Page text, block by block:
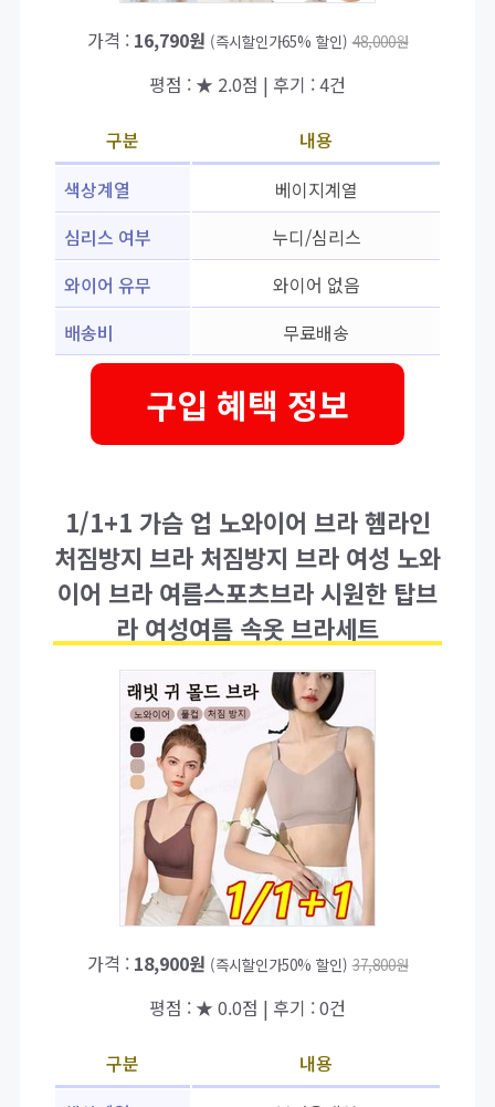
가격 : 16,790원 (즉시할인가65% 할인) 48,000원
평점 : ★ 2.0점 | 후기 : 4건
구분
내용
색상계열
베이지계열
심리스 여부
누디/심리스
와이어 유무
와이어 없음
배송비
무료배송
구입 혜택 정보
1/1+1 가슴 업 노와이어 브라 헴라인
처짐방지 브라 처짐방지 브라 여성 노와
이어 브라 여름스포츠브라 시원한 탑브
라 여성여름 속옷 브라세트
가격 : 18,900원 (즉시할인가50% 할인) 37,800원
평점 : ★ 0.0점 | 후기 : 0건
구분
내용